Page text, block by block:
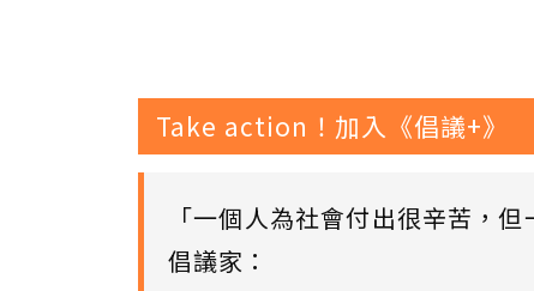
Take action！加入《倡議+》
「一個人為社會付出很辛苦，
倡議家：